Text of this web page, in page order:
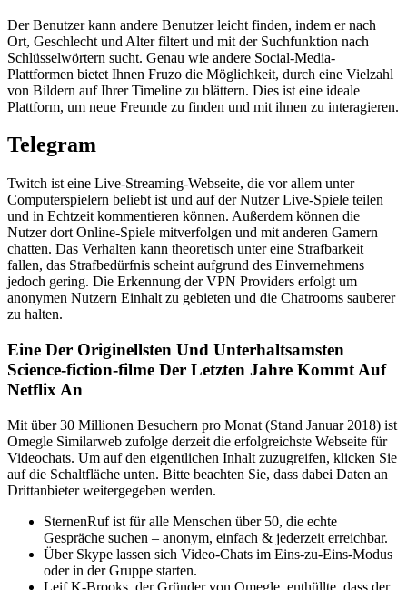
Der Benutzer kann andere Benutzer leicht finden, indem er nach
Ort, Geschlecht und Alter filtert und mit der Suchfunktion nach
Schlüsselwörtern sucht. Genau wie andere Social-Media-
Plattformen bietet Ihnen Fruzo die Möglichkeit, durch eine Vielzahl
von Bildern auf Ihrer Timeline zu blättern. Dies ist eine ideale
Plattform, um neue Freunde zu finden und mit ihnen zu interagieren.
Telegram
Twitch ist eine Live-Streaming-Webseite, die vor allem unter
Computerspielern beliebt ist und auf der Nutzer Live-Spiele teilen
und in Echtzeit kommentieren können. Außerdem können die
Nutzer dort Online-Spiele mitverfolgen und mit anderen Gamern
chatten. Das Verhalten kann theoretisch unter eine Strafbarkeit
fallen, das Strafbedürfnis scheint aufgrund des Einvernehmens
jedoch gering. Die Erkennung der VPN Providers erfolgt um
anonymen Nutzern Einhalt zu gebieten und die Chatrooms sauberer
zu halten.
Eine Der Originellsten Und Unterhaltsamsten
Science-fiction-filme Der Letzten Jahre Kommt Auf
Netflix An
Mit über 30 Millionen Besuchern pro Monat (Stand Januar 2018) ist
Omegle Similarweb zufolge derzeit die erfolgreichste Webseite für
Videochats. Um auf den eigentlichen Inhalt zuzugreifen, klicken Sie
auf die Schaltfläche unten. Bitte beachten Sie, dass dabei Daten an
Drittanbieter weitergegeben werden.
SternenRuf ist für alle Menschen über 50, die echte
Gespräche suchen – anonym, einfach & jederzeit erreichbar.
Über Skype lassen sich Video-Chats im Eins-zu-Eins-Modus
oder in der Gruppe starten.
Leif K-Brooks, der Gründer von Omegle, enthüllte, dass der